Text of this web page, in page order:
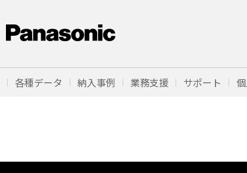
各種データ 納入事例 業務支援 サポート